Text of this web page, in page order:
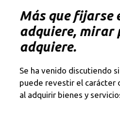
Más que fijarse
adquiere, mirar
adquiere.
Se ha venido discutiendo
puede revestir el carácter
al adquirir bienes y